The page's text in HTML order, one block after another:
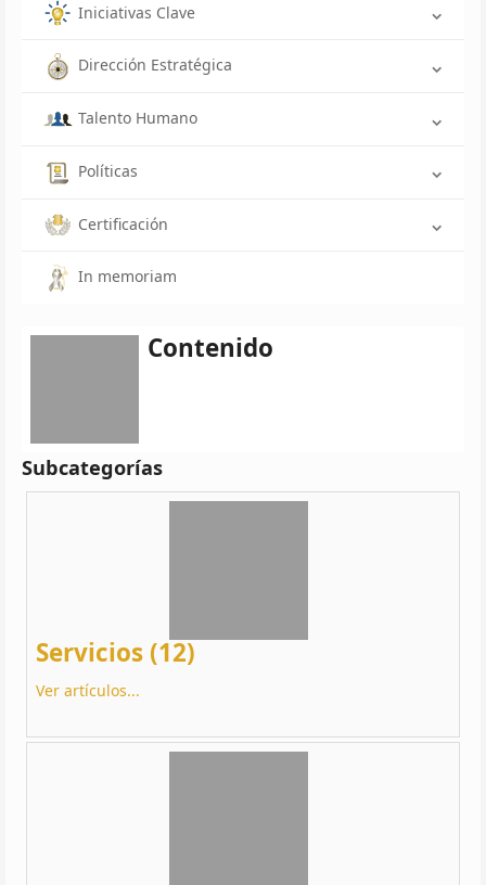
Iniciativas Clave
Dirección Estratégica
Talento Humano
Políticas
Certificación
In memoriam
Contenido
Subcategorías
Servicios (12)
Ver artículos...